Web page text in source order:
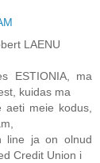
LAENU
ESTIONIA, ma
kuidas ma
aeti meie kodus,
line ja on olnud
Credit Union i